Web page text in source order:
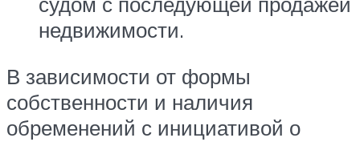
недвижимости.
В зависимости от формы
собственности и наличия
обременений с инициативой о